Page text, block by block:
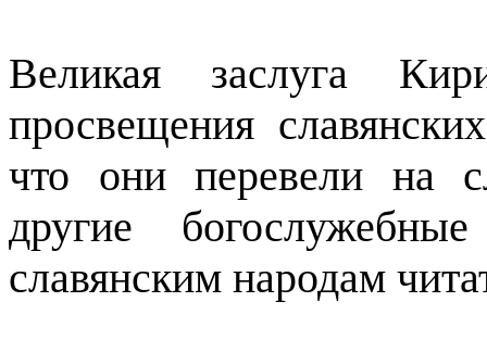
Великая заслуга
просвещения
что они перевели на
другие
славянским народам